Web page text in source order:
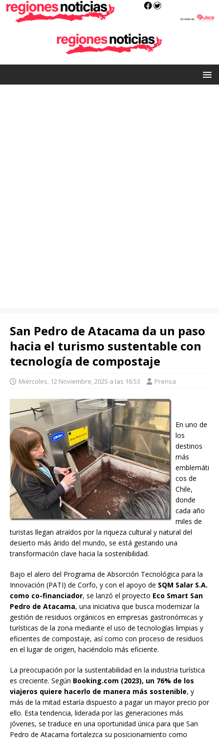
San Pedro de Atacama da un paso
hacia el turismo sustentable con
tecnología de compostaje
Miércoles, 12 Noviembre, 2025 a las 16:53 Prensa
En uno de
los
destinos
más
emblemáti
cos de
Chile,
donde
cada año
miles de
turistas llegan atraídos por la riqueza cultural y natural del
desierto más árido del mundo, se está gestando una
transformación clave hacia la sostenibilidad.
Bajo el alero del Programa de Absorción Tecnológica para la
Innovación (PATI) de Corfo, y con el apoyo de SQM Salar S.A.
como co-financiador, se lanzó el proyecto Eco Smart San
Pedro de Atacama, una iniciativa que busca modernizar la
gestión de residuos orgánicos en empresas gastronómicas y
turísticas de la zona mediante el uso de tecnologías limpias y
eficientes de compostaje, así como con proceso de residuos
en el lugar de origen, haciéndolo más eficiente.
La preocupación por la sustentabilidad en la industria turística
es creciente. Según Booking.com (2023), un 76% de los
viajeros quiere hacerlo de manera más sostenible, y
más de la mitad estaría dispuesto a pagar un mayor precio por
ello. Esta tendencia, liderada por las generaciones más
jóvenes, se traduce en una oportunidad única para que San
Pedro de Atacama fortalezca su posicionamiento como